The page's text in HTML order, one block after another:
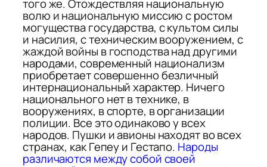
того же. Отождествляя нацио­нальную
волю и национальную миссию с ростом
могущества го­сударства, с культом силы
и насилия, с техническим вооруже­нием, с
жаждой войны в господства над другими
народами, со­временный национализм
приобретает совершенно безличный
интернациональный характер. Ничего
национального нет в техни­ке, в
вооружениях, в спорте, в организации
полиции. Все это одинаково у всех
народов. Пушки и авионы находят во всех
странах, как Гепеу и Гестапо. Народы
различаются между со­бой своей